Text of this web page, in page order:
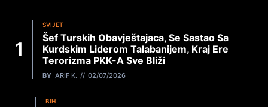
SVIJET
Šef Turskih Obavještajaca, Se Sastao Sa
Kurdskim Liderom Talabanijem, Kraj Ere
Terorizma PKK-A Sve Bliži
BY ARIF K. 02/07/2026
BIH